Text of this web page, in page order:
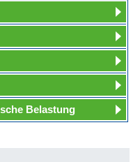
Belastung